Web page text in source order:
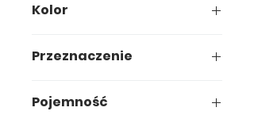
Kolor
Przeznaczenie
Pojemność